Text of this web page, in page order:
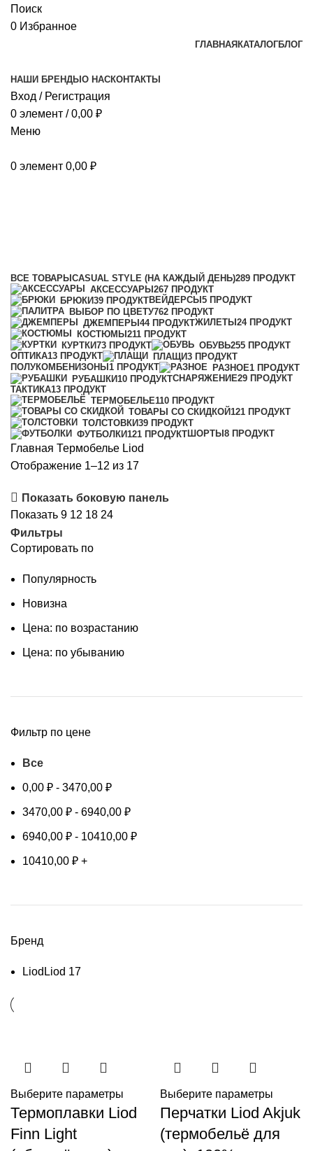
Поиск
0 Избранное
ГЛАВНАЯ КАТАЛОГБЛОГ
НАШИ БРЕНДЫ О НАСКОНТАКТЫ
Вход / Регистрация
0 элемент / 0,00 ₽
Меню
0 элемент 0,00 ₽
ВСЕ ТОВАРЫ CASUAL STYLE (НА КАЖДЫЙ ДЕНЬ)289 ПРОДУКТ
АКСЕССУАРЫ267 ПРОДУКТ
БРЮКИ39 ПРОДУКТВЕЙДЕРСЫ 5 ПРОДУКТ
ВЫБОР ПО ЦВЕТУ762 ПРОДУКТ
ДЖЕМПЕРЫ44 ПРОДУКТЖИЛЕТЫ 24 ПРОДУКТ
КОСТЮМЫ211 ПРОДУКТ
КУРТКИ73 ПРОДУКТ ОБУВЬ255 ПРОДУКТ
ОПТИКА13 ПРОДУКТ ПЛАЩИ3 ПРОДУКТ
ПОЛУКОМБЕНИЗОНЫ 1 ПРОДУКТ РАЗНОЕ1 ПРОДУКТ
РУБАШКИ10 ПРОДУКТСНАРЯЖЕНИЕ29 ПРОДУКТ
ТАКТИКА13 ПРОДУКТ
ТЕРМОБЕЛЬЕ110 ПРОДУКТ
ТОВАРЫ СО СКИДКОЙ121 ПРОДУКТ
ТОЛСТОВКИ39 ПРОДУКТ
ФУТБОЛКИ121 ПРОДУКТШОРТЫ 8 ПРОДУКТ
Главная Термобелье Liod
Отображение 1–12 из 17Сортировка:
недавние
Показать боковую панель
Показать 9 12 18 24
Фильтры
Сортировать по
Популярность
Новизна
Цена: по возрастанию
Цена: по убыванию
Фильтр по цене
Все
0,00 ₽ - 3470,00 ₽
3470,00 ₽ - 6940,00 ₽
6940,00 ₽ - 10410,00 ₽
10410,00 ₽ +
Бренд
Liod Liod 17
Выберите параметры
Термоплавки Liod
Finn Light
Выберите параметры
Перчатки Liod Akjuk
(термобельё для